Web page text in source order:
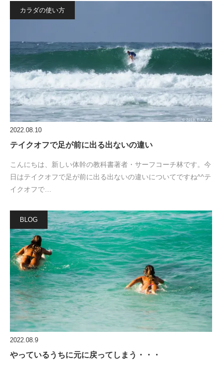
カラダの使い方
2022.08.10
テイクオフで足が前に出る出ないの違い
こんにちは、新しい体幹の教科書著者・サーフコーチ林です。今
日はテイクオフで足が前に出る出ないの違いについてですね^^テ
イクオフで…
BLOG
2022.08.9
やっているうちに元に戻ってしまう・・・